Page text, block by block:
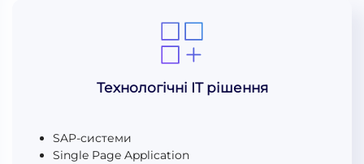
Технологічні ІТ рішення
SAP-системи
Single Page Application